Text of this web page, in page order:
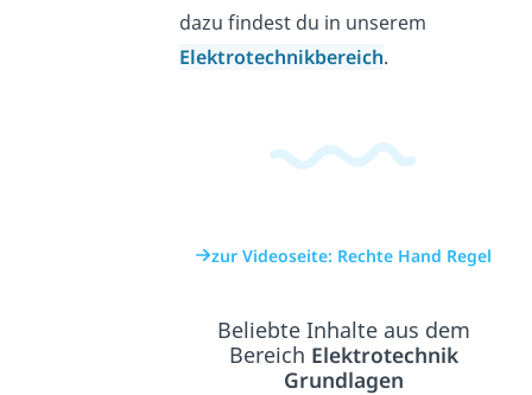
dazu findest du in unserem
Elektrotechnikbereich.
zur Videoseite: Rechte Hand Regel
Beliebte Inhalte aus dem
Bereich Elektrotechnik
Grundlagen